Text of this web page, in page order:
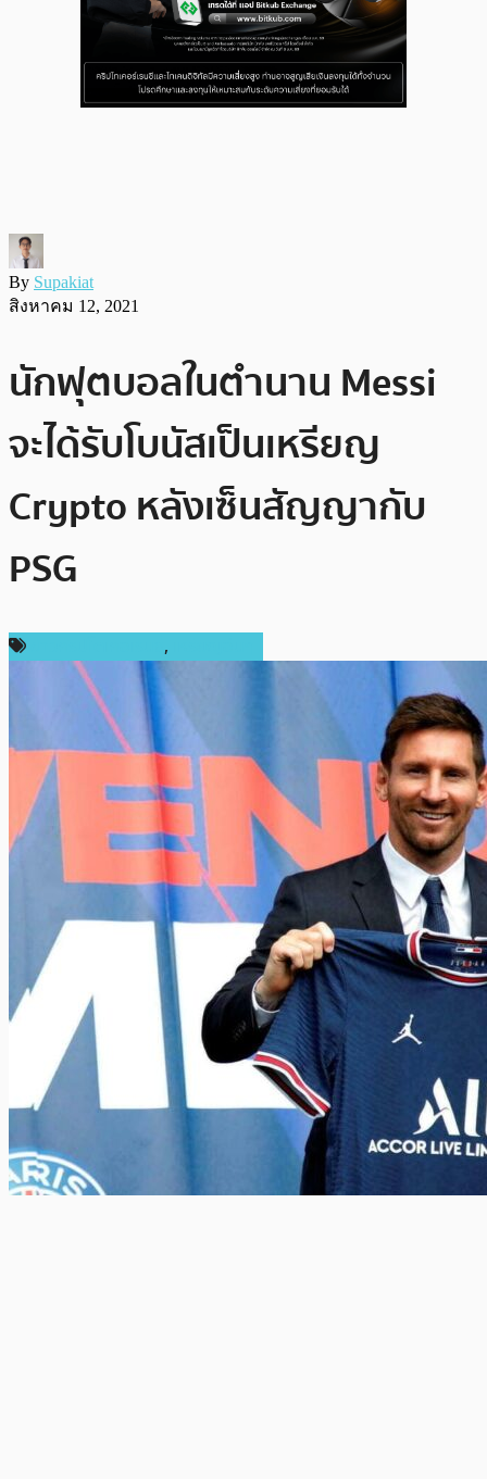
By Supakiat
สิงหาคม 12, 2021
นักฟุตบอลในตำนาน Messi
จะได้รับโบนัสเป็นเหรียญ
Crypto หลังเซ็นสัญญากับ
PSG
,